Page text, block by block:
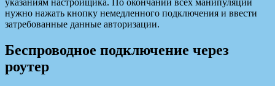
указаниям настройщика. По окончании всех манипуляций
нужно нажать кнопку немедленного подключения и ввести
затребованные данные авторизации.
Беспроводное подключение через
роутер